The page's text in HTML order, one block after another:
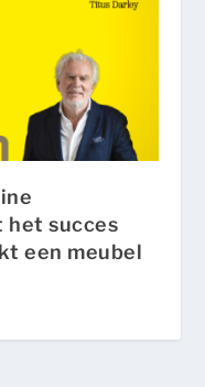
het succes
een meubel